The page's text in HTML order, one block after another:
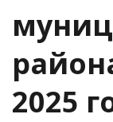
2025